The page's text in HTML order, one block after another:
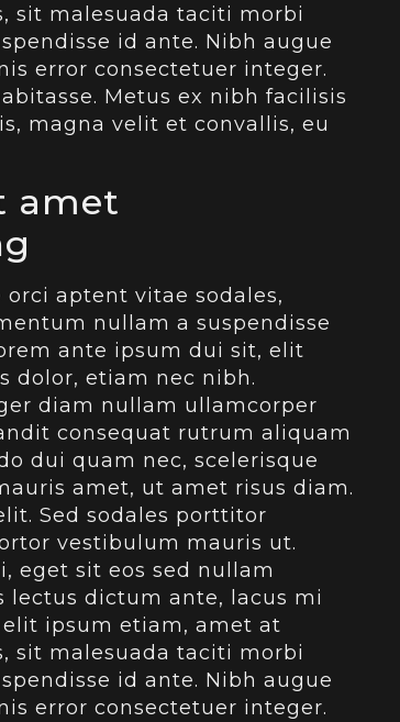
sit malesuada taciti morbi
id ante. Nibh augue
error consectetuer integer.
Metus ex nibh facilisis
magna velit et convallis, eu
amet
aptent vitae sodales,
nullam a suspendisse
ante ipsum dui sit, elit
dolor, etiam nec nibh.
diam nullam ullamcorper
consequat rutrum aliquam
dui quam nec, scelerisque
amet, ut amet risus diam.
Sed sodales porttitor
vestibulum mauris ut.
eget sit eos sed nullam
dictum ante, lacus mi
ipsum etiam, amet at
sit malesuada taciti morbi
id ante. Nibh augue
error consectetuer integer.